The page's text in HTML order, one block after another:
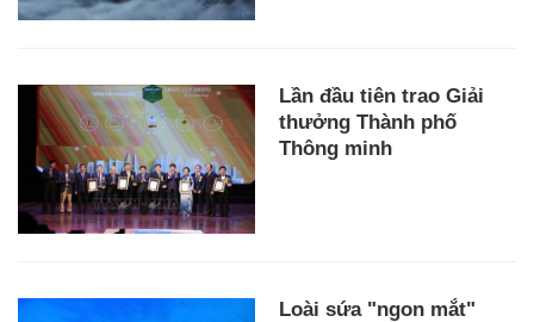
Lần đầu tiên trao Giải
thưởng Thành phố
Thông minh
Loài sứa "ngon mắt"